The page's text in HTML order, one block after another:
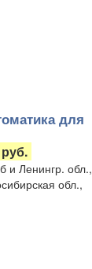
для
и Ленингр. обл.,
обл.,